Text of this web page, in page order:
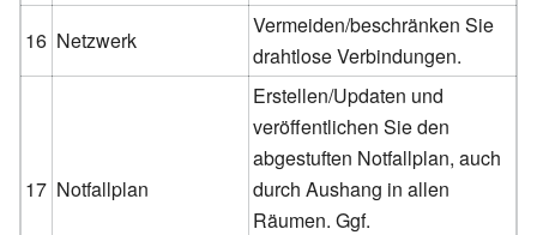
16 Netzwerk
Vermeiden/beschränken Sie
drahtlose Verbindungen.
17 Notfallplan
Erstellen/Updaten und
veröffentlichen Sie den
abgestuften Notfallplan, auch
durch Aushang in allen
Räumen. Ggf.